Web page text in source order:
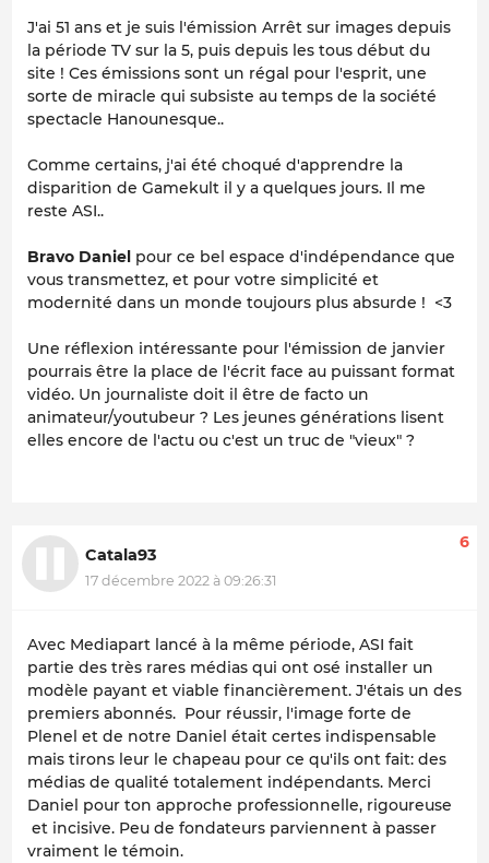
J'ai 51 ans et je suis l'émission Arrêt sur images depuis
la période TV sur la 5, puis depuis les tous début du
site ! Ces émissions sont un régal pour l'esprit, une
sorte de miracle qui subsiste au temps de la société
spectacle Hanounesque..
Comme certains, j'ai été choqué d'apprendre la
disparition de Gamekult il y a quelques jours. Il me
reste ASI..
Bravo Daniel pour ce bel espace d'indépendance que
vous transmettez, et pour votre simplicité et
modernité dans un monde toujours plus absurde ! <3
Une réflexion intéressante pour l'émission de janvier
pourrais être la place de l'écrit face au puissant format
vidéo. Un journaliste doit il être de facto un
animateur/youtubeur ? Les jeunes générations lisent
elles encore de l'actu ou c'est un truc de "vieux" ?
Catala93
17 décembre 2022 à 09:26:31
6
Avec Mediapart lancé à la même période, ASI fait
partie des très rares médias qui ont osé installer un
modèle payant et viable financièrement. J'étais un des
premiers abonnés. Pour réussir, l'image forte de
Plenel et de notre Daniel était certes indispensable
mais tirons leur le chapeau pour ce qu'ils ont fait: des
médias de qualité totalement indépendants. Merci
Daniel pour ton approche professionnelle, rigoureuse
et incisive. Peu de fondateurs parviennent à passer
vraiment le témoin.